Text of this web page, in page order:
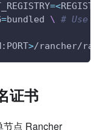
=<
=bundled \ # Use
>/rancher/
证书
节点 Rancher